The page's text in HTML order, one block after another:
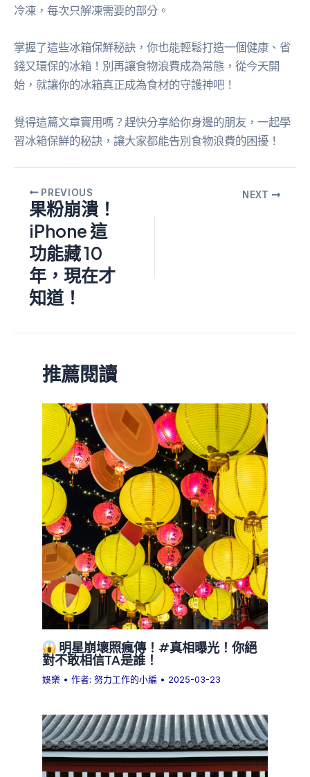
冷凍，每次只解凍需要的部分。
掌握了這些冰箱保鮮秘訣，你也能輕鬆打造一個健康、省
錢又環保的冰箱！別再讓食物浪費成為常態，從今天開
始，就讓你的冰箱真正成為食材的守護神吧！
覺得這篇文章實用嗎？趕快分享給你身邊的朋友，一起學
習冰箱保鮮的秘訣，讓大家都能告別食物浪費的困擾！
PREVIOUS
果粉崩潰！
iPhone 這
功能藏 10
年，現在才
知道！
NEXT
推薦閱讀
明星崩壞照瘋傳！#真相曝光！你絕
對不敢相信TA是誰！
娛樂 • 作者:努力工作的小編 • 2025-03-23